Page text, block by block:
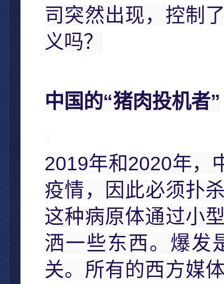
司突然出现，控制
义吗？
中国的“猪肉投机者”
2019年和2020年，
疫情，因此必须扑
这种病原体通过小
洒一些东西。爆发
关。所有的西方媒